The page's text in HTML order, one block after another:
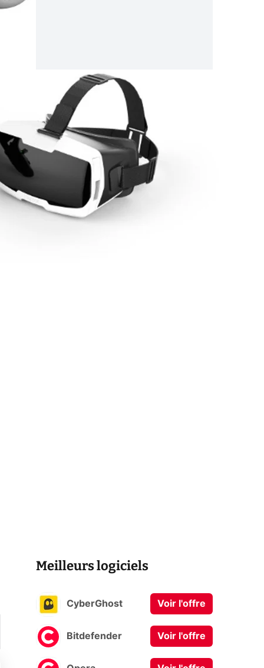
Meilleurs logiciels
CyberGhost Voir l'offre
Bitdefender Voir l'offre